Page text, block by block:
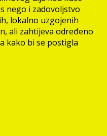
nego i zadovoljstvo
lokalno uzgojenih
ali zahtijeva određeno
kako bi se postigla